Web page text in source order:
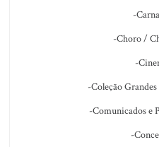
-
-Choro /
-
-Coleção
-Comunicados e
-